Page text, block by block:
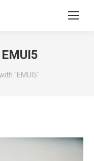
EMUI5
"EMUI5"